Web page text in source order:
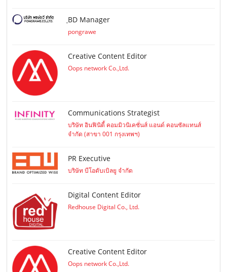
ฺBD Manager
pongrawe
Creative Content Editor
Oops network Co.,Ltd.
Communications Strategist
บริษัท อินฟินิตี้ คอมมิวนิเคชั่นส์ แอนด์ คอนซัลแทนส์
จำกัด (สาขา 001 กรุงเทพฯ)
PR Executive
บริษัท บีโอดับเบิลยู จำกัด
Digital Content Editor
Redhouse Digital Co., Ltd.
Creative Content Editor
Oops network Co.,Ltd.